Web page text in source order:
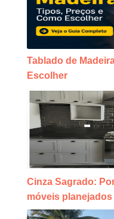
Tablado de
Escolher
Cinza Sagrado:
móveis planejados